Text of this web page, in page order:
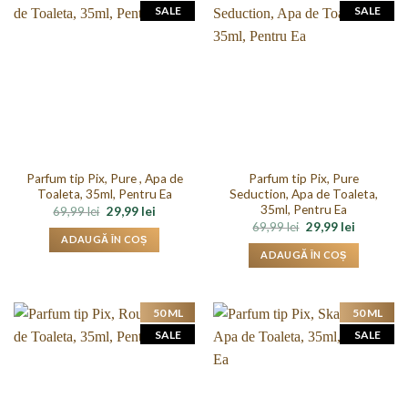
Parfum tip Pix, Pure , Apa de
Toaleta, 35ml, Pentru Ea
69,99lei Prețul
inițial
a
fost:
29,99 leiPrețul
ADAUGĂ ÎN COȘ
SALE
Parfum tip Pix, Pure
Seduction, Apa de Toaleta,
35ml, Pentru Ea
69,99lei Prețul
inițial
a
fost:
29,99 leiPrețul
ADAUGĂ ÎN COȘ
SALE
50 ML
SALE
50 ML
SALE